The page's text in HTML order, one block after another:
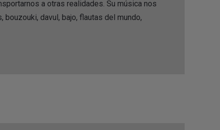
a otras realidades. Su música nos
davul, bajo, flautas del mundo,